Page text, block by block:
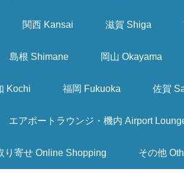
関西 Kansai 滋賀 Shiga
島根 Shimane 岡山 Okayama
Kochi 福岡 Fukuoka 佐賀
エアポートラウンジ・機内 Airport
り寄せ Online Shopping その他